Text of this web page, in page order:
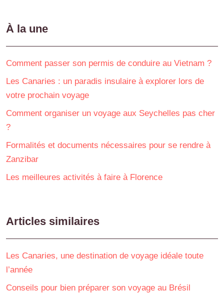
À la une
Comment passer son permis de conduire au Vietnam ?
Les Canaries : un paradis insulaire à explorer lors de
votre prochain voyage
Comment organiser un voyage aux Seychelles pas cher
?
Formalités et documents nécessaires pour se rendre à
Zanzibar
Les meilleures activités à faire à Florence
Articles similaires
Les Canaries, une destination de voyage idéale toute
l’année
Conseils pour bien préparer son voyage au Brésil